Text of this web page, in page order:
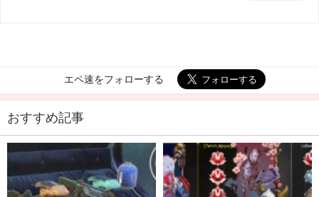
エペ速をフォローする
おすすめ記事